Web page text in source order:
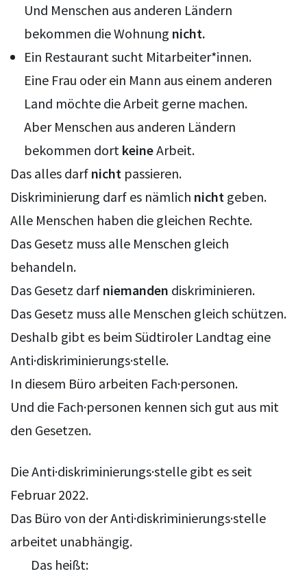
Und Menschen aus anderen Ländern
bekommen die Wohnung nicht.
Ein Restaurant sucht Mitarbeiter*innen.
Eine Frau oder ein Mann aus einem anderen
Land möchte die Arbeit gerne machen.
Aber Menschen aus anderen Ländern
bekommen dort keineArbeit.
Das alles darf nicht passieren.
Diskriminierung darf es nämlich nicht geben.
Alle Menschen haben die gleichen Rechte.
Das Gesetz muss alle Menschen gleich
behandeln.
Das Gesetz darf niemanden diskriminieren.
Das Gesetz muss alle Menschen gleich schützen.
Deshalb gibt es beim Südtiroler Landtag eine
Anti·diskriminierungs·stelle.
In diesem Büro arbeiten Fach·personen.
Und die Fach·personen kennen sich gut aus mit
den Gesetzen.
Die Anti·diskriminierungs·stelle gibt es seit
Februar 2022.
Das Büro von der Anti·diskriminierungs·stelle
arbeitet unabhängig.
Das heißt: